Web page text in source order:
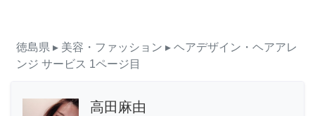
徳島県 ▸ 美容・ファッション ▸ ヘアデザイン・ヘアアレ
ンジ サービス 1ページ目
高田麻由